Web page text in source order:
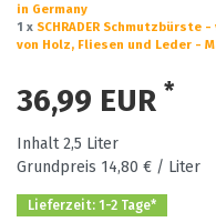
in Germany
1 x SCHRADER
von Holz, Fliesen und Leder -
36,99 EUR *
Inhalt2,5 Liter
Grundpreis 14,80 € / Liter
Lieferzeit: 1-2 Tage*